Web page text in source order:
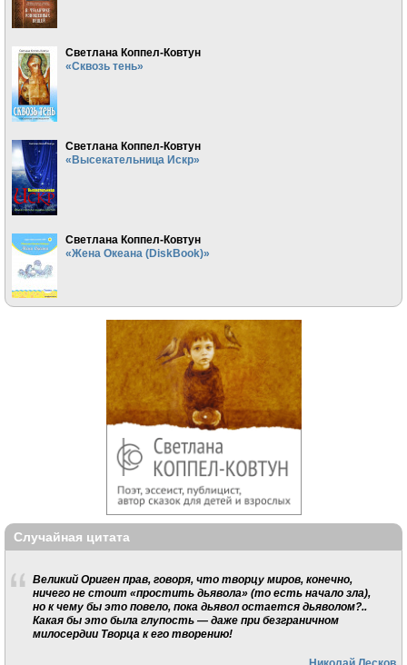
Светлана Коппел-Ковтун
«Сквозь тень»
Светлана Коппел-Ковтун
«Высекательница Искр»
Светлана Коппел-Ковтун
«Жена Океана (DiskBook)»
Случайная цитата
Великий Ориген прав, говоря, что творцу миров, конечно,
ничего не стоит «простить дьявола» (то есть начало зла),
но к чему бы это повело, пока дьявол остается дьяволом?..
Какая бы это была глупость — даже при безграничном
милосердии Творца к его творению!